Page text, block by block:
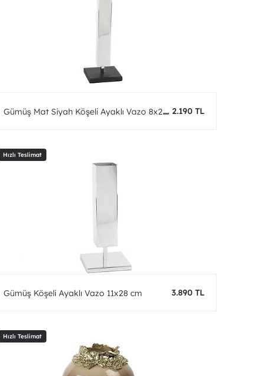
Gümüş Mat Siyah Köşeli Ayaklı Vazo 8x22 2.190 TL
Gümüş Köşeli Ayaklı Vazo 11x28 cm 3.890 TL